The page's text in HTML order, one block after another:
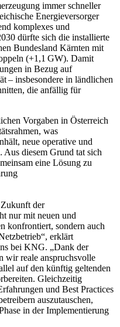
immer schneller
Energieversorger
komplexes und
dürfte sich die installierte
Bundesland Kärnten mit
(+1,1 GW). Damit
in Bezug auf
– insbesondere in ländlichen
die anfällig für
Vorgaben in Österreich
was
neue operative und
diesem Grund tat sich
eine Lösung zu
Zukunft der
nur mit neuen und
konfrontiert, sondern auch
erklärt
bei KNG. „Dank der
wir reale anspruchsvolle
auf den künftig geltenden
Gleichzeitig
und Best Practices
auszutauschen,
in der Implementierung